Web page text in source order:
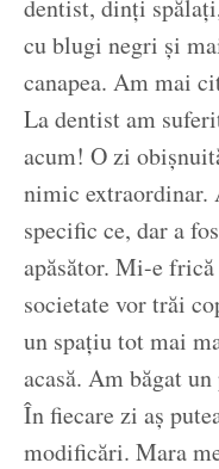
dentist, dinți
cu blugi negri și
canapea. Am mai
La dentist am
acum! O zi
nimic
specific ce, dar a
apăsător. Mi-e
societate vor trăi
un spațiu tot mai
acasă. Am băgat
În fiecare zi aș
modificări. Mara